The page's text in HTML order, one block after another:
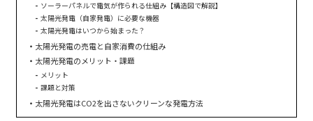
ソーラーパネルで電気が作られる仕組み【構造図で解説】
太陽光発電（自家発電）に必要な機器
太陽光発電はいつから始まった？
太陽光発電の売電と自家消費の仕組み
太陽光発電のメリット・課題
メリット
課題と対策
太陽光発電はCO2を出さないクリーンな発電方法